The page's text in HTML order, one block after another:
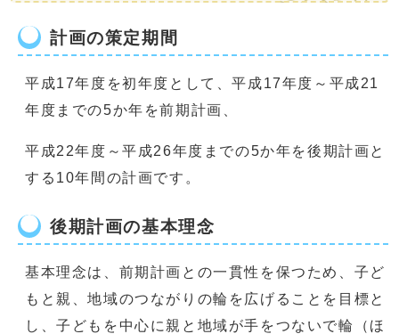
計画の策定期間
平成17年度を初年度として、平成17年度～平成21
年度までの5か年を前期計画、
平成22年度～平成26年度までの5か年を後期計画と
する10年間の計画です。
後期計画の基本理念
基本理念は、前期計画との一貫性を保つため、子ど
もと親、地域のつながりの輪を広げることを目標と
し、子どもを中心に親と地域が手をつないで輪（ほ